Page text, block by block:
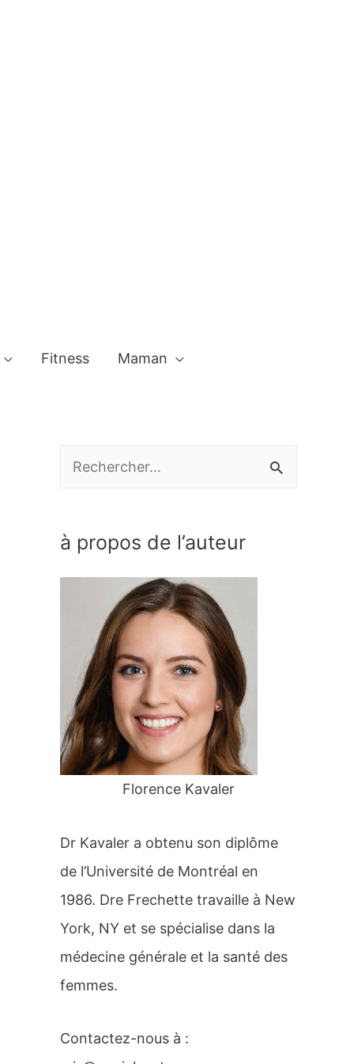
Fitness Maman
h
:
à propos de l’auteur
Florence Kavaler
Dr Kavaler a obtenu son diplôme
de l’Université de Montréal en
1986. Dre Frechette travaille à New
York, NY et se spécialise dans la
médecine générale et la santé des
femmes.
Contactez-nous à :